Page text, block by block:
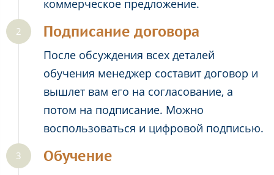
коммерческое предложение.
Подписание договора
После обсуждения всех деталей
обучения менеджер составит договор и
вышлет вам его на согласование, а
потом на подписание. Можно
воспользоваться и цифровой подписью.
Обучение